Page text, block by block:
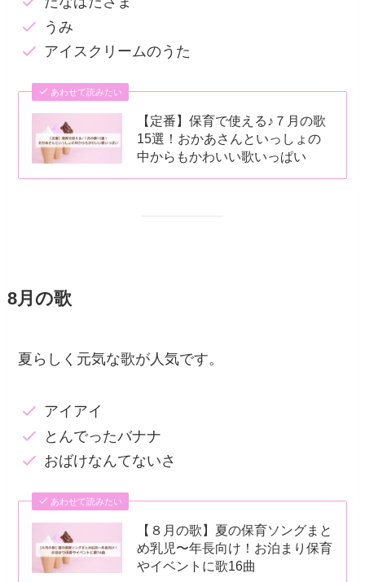
うみ
アイスクリームのうた
あわせて読みたい
【定番】保育で使える♪７月の歌
15選！おかあさんといっしょの
中からもかわいい歌いっぱい
8月の歌
夏らしく元気な歌が人気です。
アイアイ
とんでったバナナ
おばけなんてないさ
あわせて読みたい
【８月の歌】夏の保育ソングまと
め乳児〜年長向け！お泊まり保育
やイベントに歌16曲